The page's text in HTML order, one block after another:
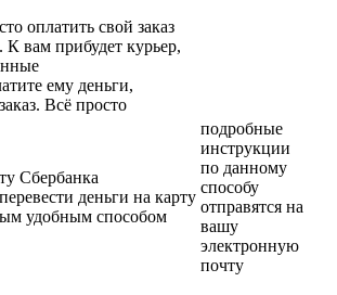
оплатить свой заказ
вам прибудет курьер,
ему деньги,
Всё просто
Сбербанка
деньги на карту
удобным способом
подробные
инструкции
по данному
способу
отправятся на
вашу
электронную
почту